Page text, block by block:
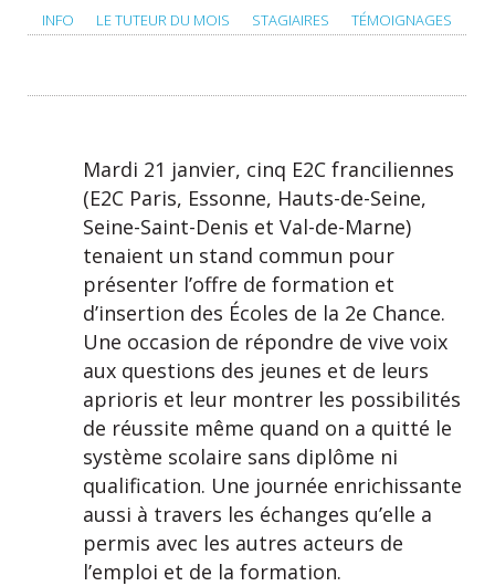
INFO
LE TUTEUR DU MOIS STAGIAIRES TÉMOIGNAGES
Mardi 21 janvier, cinq E2C franciliennes
(E2C Paris, Essonne, Hauts-de-Seine,
Seine-Saint-Denis et Val-de-Marne)
tenaient un stand commun pour
présenter l’offre de formation et
d’insertion des Écoles de la 2e Chance.
Une occasion de répondre de vive voix
aux questions des jeunes et de leurs
aprioris et leur montrer les possibilités
de réussite même quand on a quitté le
système scolaire sans diplôme ni
qualification. Une journée enrichissante
aussi à travers les échanges qu’elle a
permis avec les autres acteurs de
l’emploi et de la formation.